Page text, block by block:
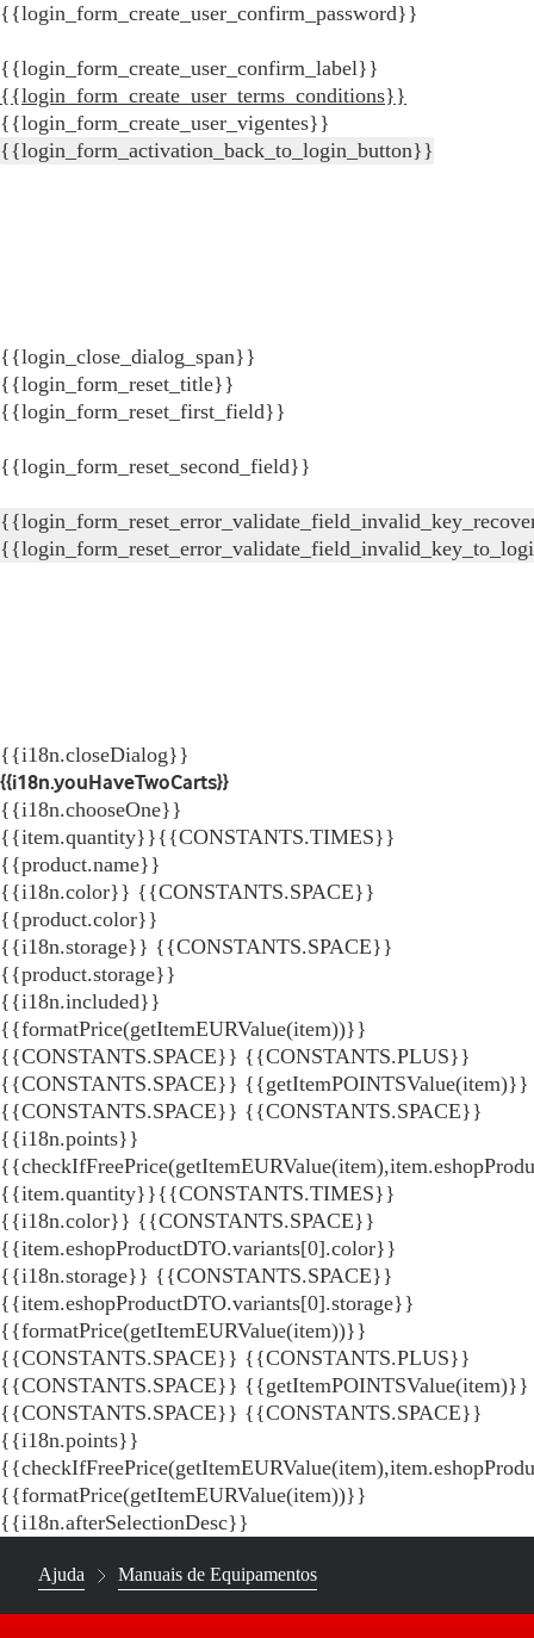
{{login_form_create_user_confirm_password}}
{{login_form_create_user_confirm_label}}
{{login_form_create_user_terms_conditions}}
{{login_form_create_user_vigentes}}
{{login_form_activation_back_to_login_button}}
{{login_close_dialog_span}}
{{login_form_reset_title}}
{{login_form_reset_first_field}}
{{login_form_reset_second_field}}
{{i18n.closeDialog}}
{{i18n.youHaveTwoCarts}}
{{i18n.chooseOne}}
{{item.quantity}}{{CONSTANTS.TIMES}}
{{product.name}}
{{i18n.color}} {{CONSTANTS.SPACE}}
{{product.color}}
{{i18n.storage}} {{CONSTANTS.SPACE}}
{{product.storage}}
{{i18n.included}}
{{formatPrice(getItemEURValue(item))}}
{{CONSTANTS.SPACE}} {{CONSTANTS.PLUS}}
{{CONSTANTS.SPACE}} {{getItemPOINTSValue(item)}}
{{CONSTANTS.SPACE}} {{CONSTANTS.SPACE}}
{{i18n.points}}
{{item.quantity}}{{CONSTANTS.TIMES}}
{{i18n.color}} {{CONSTANTS.SPACE}}
{{item.eshopProductDTO.variants[0].color}}
{{i18n.storage}} {{CONSTANTS.SPACE}}
{{item.eshopProductDTO.variants[0].storage}}
{{formatPrice(getItemEURValue(item))}}
{{CONSTANTS.SPACE}} {{CONSTANTS.PLUS}}
{{CONSTANTS.SPACE}} {{getItemPOINTSValue(item)}}
{{CONSTANTS.SPACE}} {{CONSTANTS.SPACE}}
{{i18n.points}}
{{formatPrice(getItemEURValue(item))}}
{{i18n.afterSelectionDesc}}
Ajuda Manuais de Equipamentos